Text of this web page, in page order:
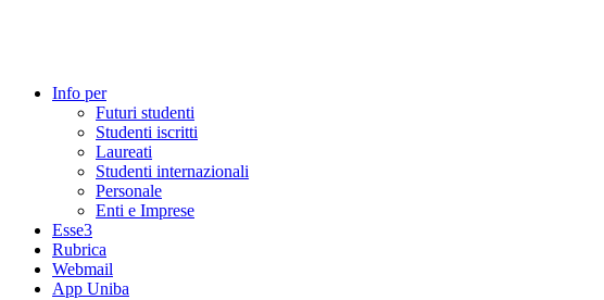
Info per
Futuri studenti
Studenti iscritti
Laureati
Studenti internazionali
Personale
Enti e Imprese
Esse3
Rubrica
Webmail
App Uniba